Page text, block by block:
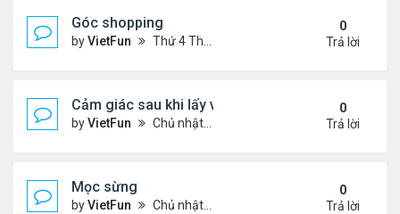
Góc shopping
byVietFun Thứ 4 Tháng 12 15, 2021 12:19 pm
0
Trả lời
Cảm giác sau khi lấy vợ
byVietFun Chủ nhật Tháng 12 12, 2021 11:24 pm
0
Trả lời
Mọc sừng
byVietFun Chủ nhật Tháng 12 12, 2021 11:23 pm
0
Trả lời